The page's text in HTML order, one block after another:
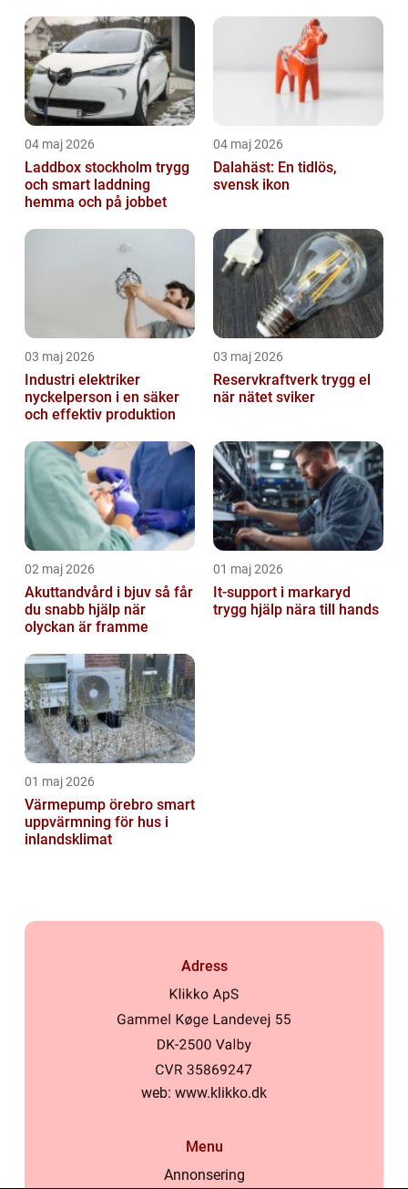
04 maj 2026
Laddbox stockholm trygg
och smart laddning
hemma och på jobbet
04 maj 2026
Dalahäst: En tidlös,
svensk ikon
03 maj 2026
Industri elektriker
nyckelperson i en säker
och effektiv produktion
03 maj 2026
Reservkraftverk trygg el
när nätet sviker
02 maj 2026
Akuttandvård i bjuv så får
du snabb hjälp när
olyckan är framme
01 maj 2026
It-support i markaryd
trygg hjälp nära till hands
01 maj 2026
Värmepump örebro smart
uppvärmning för hus i
inlandsklimat
Adress
web: www.klikko.dk
Menu
Annonsering